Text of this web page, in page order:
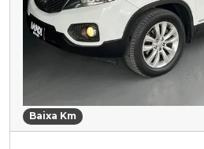
Baixa Km